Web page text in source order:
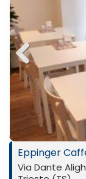
Previ
ous
Eppinger
Via Dante